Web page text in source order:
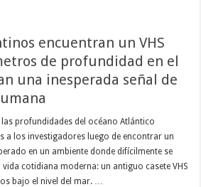
encuentran un VHS
de profundidad en el
una inesperada señal de
profundidades del océano Atlántico
a los investigadores luego de encontrar un
en un ambiente donde difícilmente se
cotidiana moderna: un antiguo casete VHS
bajo el nivel del mar. …